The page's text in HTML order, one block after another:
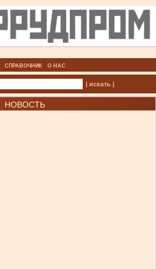
СПРАВОЧНИК О НАС
| искать |
НОВОСТЬ